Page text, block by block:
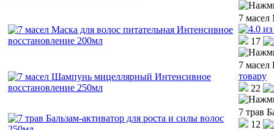
7 масел
17
7
товару
22
7 трав
12